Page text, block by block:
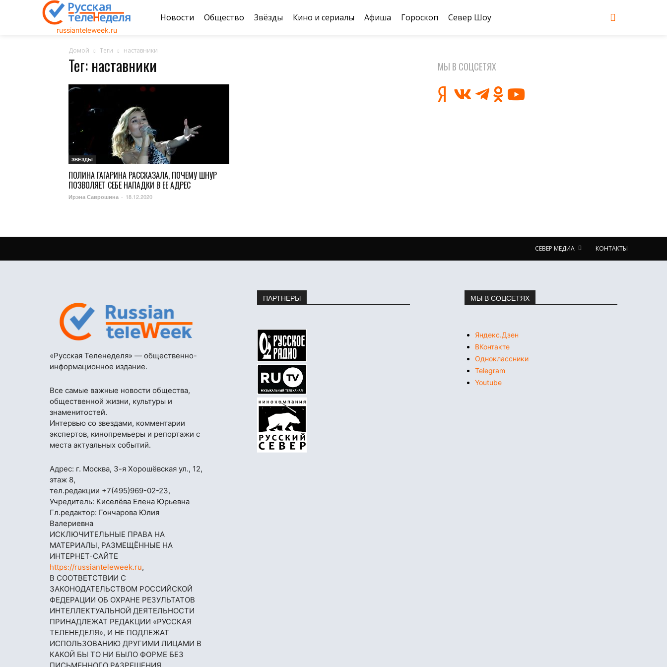
russianteleweek.ru
Новости Общество Звёзды Кино и сериалы Афиша Гороскоп Север Шоу
Домой Теги наставники
Тег: наставники
ЗВЁЗДЫ
ПОЛИНА ГАГАРИНА РАССКАЗАЛА, ПОЧЕМУ ШНУР
ПОЗВОЛЯЕТ СЕБЕ НАПАДКИ В ЕЕ АДРЕС
Ирэна Саврошина - 18.12.2020
МЫ В СОЦСЕТЯХ
СЕВЕР МЕДИА КОНТАКТЫ
«Русская Теленеделя» — общественно-
информационное издание.
Все самые важные новости общества,
общественной жизни, культуры и
знаменитостей.
Интервью со звездами, комментарии
экспертов, кинопремьеры и репортажи с
места актуальных событий.
Адрес: г. Москва, 3-я Хорошёвская ул., 12,
этаж 8,
тел.редакции +7(495)969-02-23,
Учредитель: Киселёва Елена Юрьевна
Гл.редактор: Гончарова Юлия
Валериевна
ИСКЛЮЧИТЕЛЬНЫЕ ПРАВА НА
МАТЕРИАЛЫ, РАЗМЕЩЁННЫЕ НА
ИНТЕРНЕТ-САЙТЕ
https://russianteleweek.ru,
В СООТВЕТСТВИИ С
ЗАКОНОДАТЕЛЬСТВОМ РОССИЙСКОЙ
ФЕДЕРАЦИИ ОБ ОХРАНЕ РЕЗУЛЬТАТОВ
ИНТЕЛЛЕКТУАЛЬНОЙ ДЕЯТЕЛЬНОСТИ
ПРИНАДЛЕЖАТ РЕДАКЦИИ «РУССКАЯ
ТЕЛЕНЕДЕЛЯ», И НЕ ПОДЛЕЖАТ
ИСПОЛЬЗОВАНИЮ ДРУГИМИ ЛИЦАМИ В
КАКОЙ БЫ ТО НИ БЫЛО ФОРМЕ БЕЗ
ПАРТНЕРЫ МЫ В СОЦСЕТЯХ
Яндекс.Дзен
ВКонтакте
Одноклассники
Telegram
Youtube